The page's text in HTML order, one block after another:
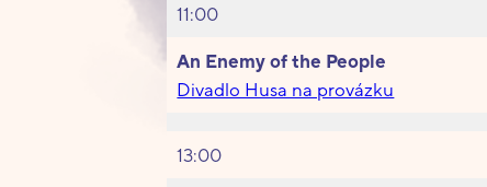
11:00
An Enemy of the People
Divadlo Husa na provázku
13:00